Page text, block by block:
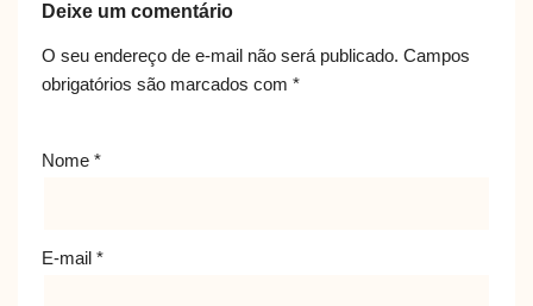
Deixe um comentário
O seu endereço de e-mail não será publicado. Campos
obrigatórios são marcados com *
Nome *
E-mail *